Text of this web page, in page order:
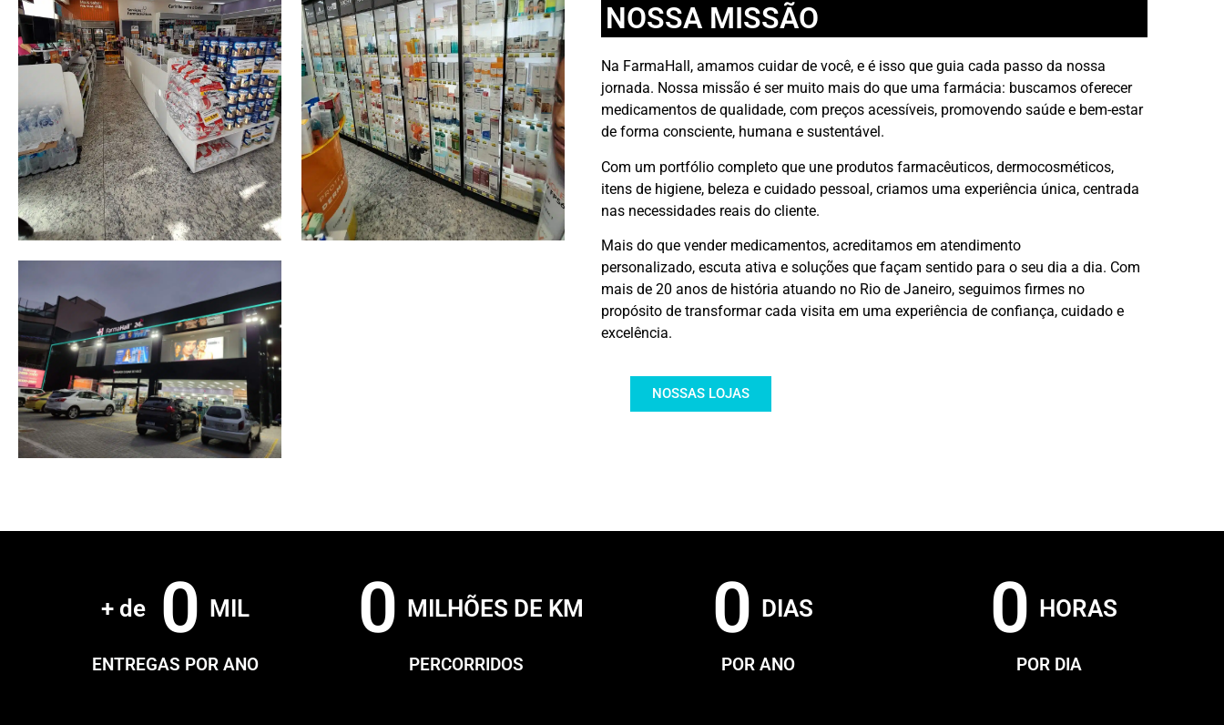
NOSSA MISSÃO
Na FarmaHall, amamos cuidar de você, e é isso que guia cada passo da nossa
jornada. Nossa missão é ser muito mais do que uma farmácia: buscamos oferecer
medicamentos de qualidade, com preços acessíveis, promovendo saúde e bem-estar
de forma consciente, humana e sustentável.
Com um portfólio completo que une produtos farmacêuticos, dermocosméticos,
itens de higiene, beleza e cuidado pessoal, criamos uma experiência única, centrada
nas necessidades reais do cliente.
Mais do que vender medicamentos, acreditamos em atendimento
personalizado, escuta ativa e soluções que façam sentido para o seu dia a dia. Com
mais de 20 anos de história atuando no Rio de Janeiro, seguimos firmes no
propósito de transformar cada visita em uma experiência de confiança, cuidado e
excelência.
NOSSAS LOJAS
ENTREGAS POR ANO
+ de 0 MIL
PERCORRIDOS
0 MILHÕES DE KM
POR ANO
0 DIAS
POR DIA
0 HORAS